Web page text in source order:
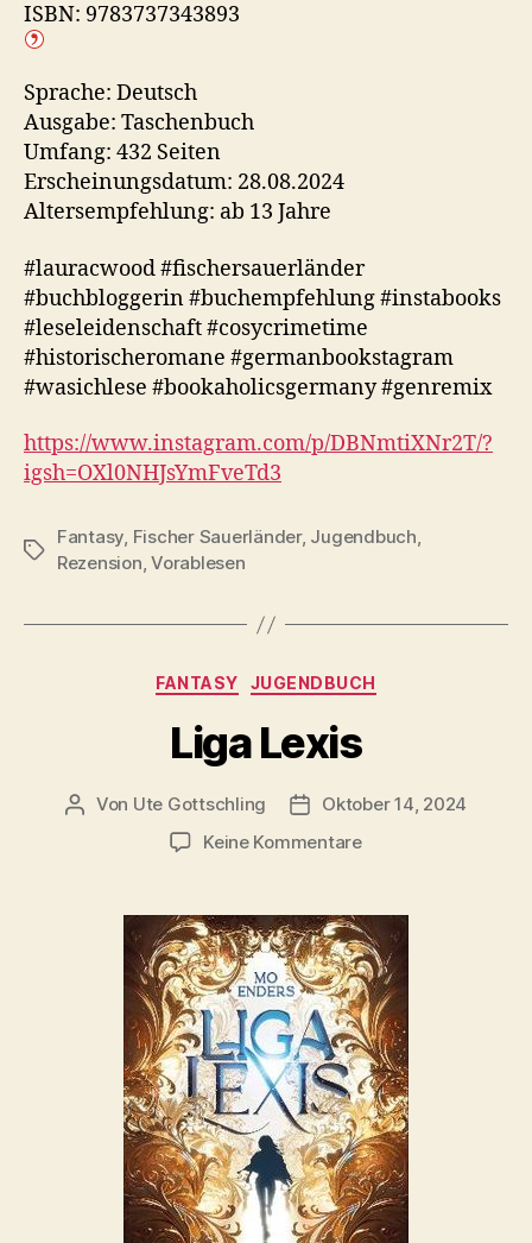
ISBN: 9783737343893
Sprache: Deutsch
Ausgabe: Taschenbuch
Umfang: 432 Seiten
Erscheinungsdatum: 28.08.2024
Altersempfehlung: ab 13 Jahre
#lauracwood #fischersauerländer
#buchbloggerin #buchempfehlung #instabooks
#leseleidenschaft #cosycrimetime
#historischeromane #germanbookstagram
#wasichlese #bookaholicsgermany #genremix
https://www.instagram.com/p/DBNmtiXNr2T/?
igsh=OXl0NHJsYmFveTd3
Schlagwörter
Fantasy, Fischer Sauerländer, Jugendbuch,
Rezension,Vorablesen
Kategorien
FANTASY JUGENDBUCH
Liga Lexis
Beitragsautor
Von Ute Gottschling Veröffentlichungsdatum
Oktober 14, 2024
Keine Kommentarezu